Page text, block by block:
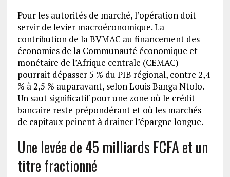
Pour les autorités de marché, l’opération doit
servir de levier macroéconomique. La
contribution de la BVMAC au financement des
économies de la Communauté économique et
monétaire de l’Afrique centrale (CEMAC)
pourrait dépasser 5 % du PIB régional, contre 2,4
% à 2,5 % auparavant, selon Louis Banga Ntolo.
Un saut significatif pour une zone où le crédit
bancaire reste prépondérant et où les marchés
de capitaux peinent à drainer l’épargne longue.
Une levée de 45 milliards FCFA et un
titre fractionné